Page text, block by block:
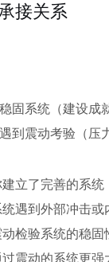
接关系
固系统（建设成
到震动考验（压
立了完善的系统
统遇到外部冲击或
动检验系统的稳固
震动的系统更